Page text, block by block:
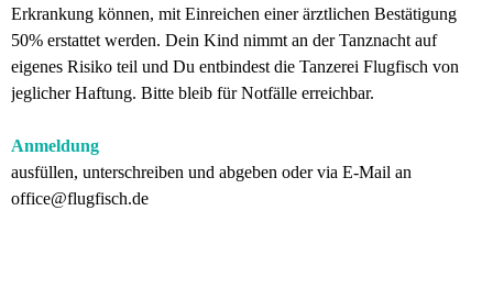
Erkrankung können, mit Einreichen einer ärztlichen Bestätigung
50% erstattet werden. Dein Kind nimmt an der Tanznacht auf
eigenes Risiko teil und Du entbindest die Tanzerei Flugfisch von
jeglicher Haftung. Bitte bleib für Notfälle erreichbar.
Anmeldung
ausfüllen, unterschreiben und abgeben oder via E-Mail an
office@flugfisch.de